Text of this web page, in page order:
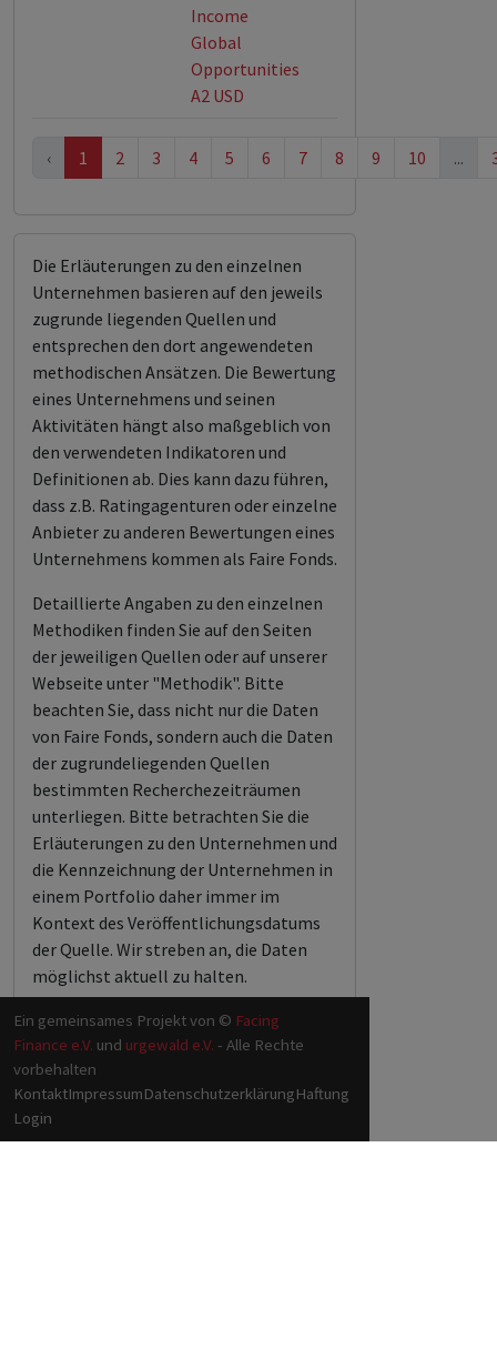
Income
Global
Opportunities
A2 USD
‹ 1 2 3 4 5 6 7 8 9 10 ...
Die Erläuterungen zu den einzelnen
Unternehmen basieren auf den jeweils
zugrunde liegenden Quellen und
entsprechen den dort angewendeten
methodischen Ansätzen. Die Bewertung
eines Unternehmens und seinen
Aktivitäten hängt also maßgeblich von
den verwendeten Indikatoren und
Definitionen ab. Dies kann dazu führen,
dass z.B. Ratingagenturen oder einzelne
Anbieter zu anderen Bewertungen eines
Unternehmens kommen als Faire Fonds.
Detaillierte Angaben zu den einzelnen
Methodiken finden Sie auf den Seiten
der jeweiligen Quellen oder auf unserer
Webseite unter "Methodik". Bitte
beachten Sie, dass nicht nur die Daten
von Faire Fonds, sondern auch die Daten
der zugrundeliegenden Quellen
bestimmten Recherchezeiträumen
unterliegen. Bitte betrachten Sie die
Erläuterungen zu den Unternehmen und
die Kennzeichnung der Unternehmen in
einem Portfolio daher immer im
Kontext des Veröffentlichungsdatums
der Quelle. Wir streben an, die Daten
möglichst aktuell zu halten.
Ein gemeinsames Projekt von © Facing
Finance e.V. und urgewald e.V. - Alle Rechte
vorbehalten
KontaktImpressumDatenschutzerklärungHaftung
Login